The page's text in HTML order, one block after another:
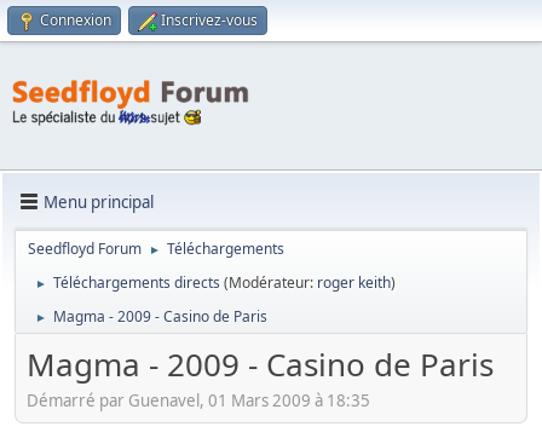
Connexion Inscrivez-vous
Menu principal
Seedfloyd Forum ► Téléchargements
► Téléchargements directs (Modérateur: roger keith)
► Magma - 2009 - Casino de Paris
Magma - 2009 - Casino de Paris
Démarré par Guenavel, 01 Mars 2009 à 18:35